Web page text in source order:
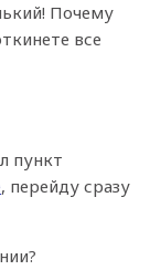
Почему
все
пункт
, перейду сразу